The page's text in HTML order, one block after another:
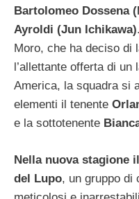
Bartolomeo Dossena
Ayroldi (Jun Ichikawa)
Moro, che ha deciso di
l’allettante offerta di
America, la squadra si
elementi il tenente
e la sottotenente
Nella nuova stagione
del Lupo, un gruppo di